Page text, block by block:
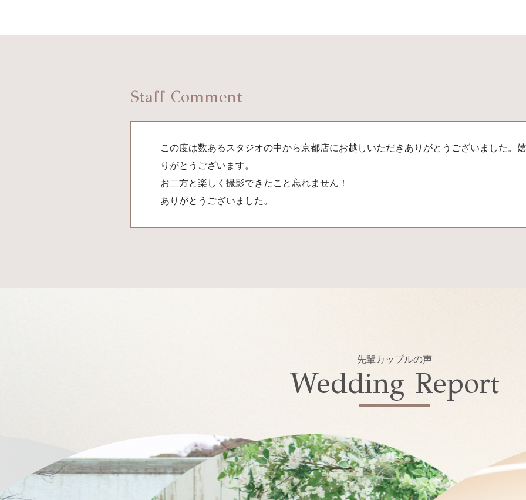
Staff Comment
この度は数あるスタジオの中から京都店にお越しいただきありがとうございました。
りがとうございます。
お二方と楽しく撮影できたこと忘れません！
ありがとうございました。
先輩カップルの声
Wedding Report